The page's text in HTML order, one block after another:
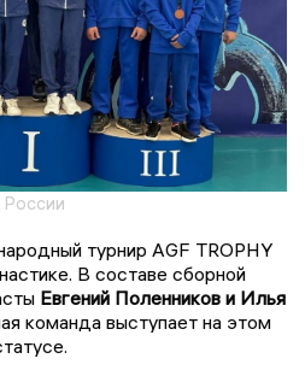
России
турнир AGF TROPHY
В составе сборной
Евгений Поленников и Илья
команда выступает на этом